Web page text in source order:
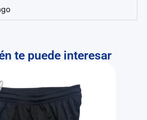
te puede interesar